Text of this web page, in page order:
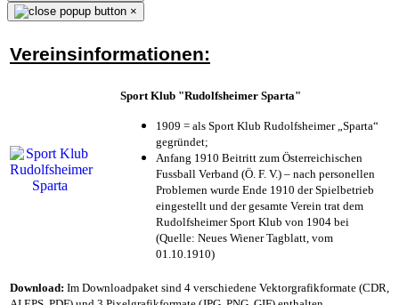
×
Vereinsinformationen:
Sport Klub "Rudolfsheimer Sparta"
1909 = als Sport Klub Rudolfsheimer „Sparta“
gegründet;
Anfang 1910 Beitritt zum Österreichischen
Fussball Verband (Ö. F. V.) – nach personellen
Problemen wurde Ende 1910 der Spielbetrieb
eingestellt und der gesamte Verein trat dem
Rudolfsheimer Sport Klub von 1904 bei
(Quelle: Neues Wiener Tagblatt, vom
01.10.1910)
Download: Im Downloadpaket sind 4 verschiedene Vektorgrafikformate (CDR,